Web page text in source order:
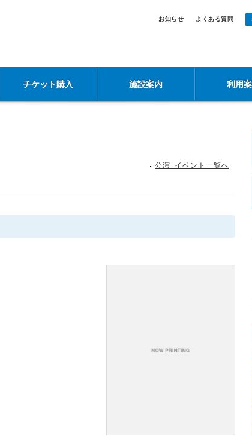
お知らせ よくある質問
チケット購入 施設案内 利用
公演･イベント一覧へ